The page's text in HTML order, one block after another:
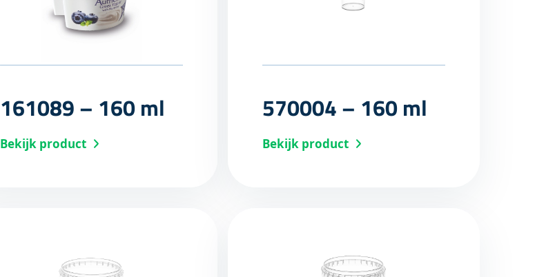
161089 – 160 ml
Bekijk product
570004 – 160 ml
Bekijk product